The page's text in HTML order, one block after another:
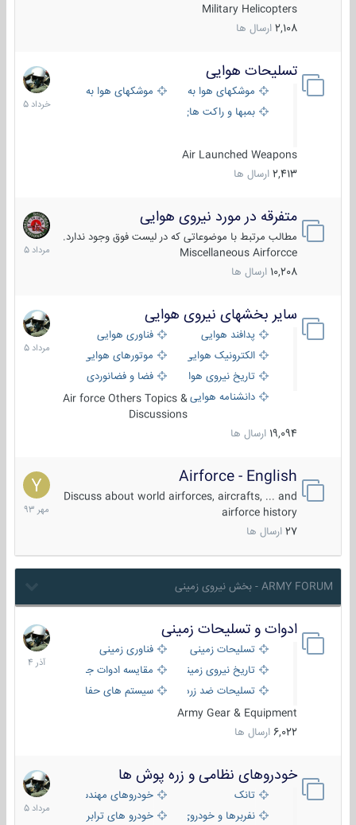
Military Helicopters
2,108 ارسال ها
تسلیحات هوایی
موشکهای هوا به هوا
موشکهای هوا به سطح
بمبها و راکت های هوایی
Air Launched Weapons
2,413 ارسال ها
30
خرداد
1405
متفرقه در مورد نیروی هوایی
مطالب مرتبط با موضوعاتی که در لیست فوق وجود ندارد.
Miscellaneous Airforcce
10,208 ارسال ها
7
مرداد
1405
سایر بخشهای نیروی هوایی
پدافند هوایی
فناوری هوایی
الکترونیک هوایی
موتورهای هوایی
تاریخ نیروی هوایی
فضا و فضانوردی
دانشنامه هواییAir force Others Topics &
Discussions
19,094 ارسال ها
2
مرداد
1405
Airforce - English
Discuss about world airforces, aircrafts, ... and
airforce history
27 ارسال ها
15
مهر
1393
ARMY FORUM - بخش نیروی زمینی
ادوات و تسلیحات زمینی
تسلیحات زمینی
فناوری زمینی
تاریخ نیروی زمینی
مقایسه ادوات جنگی
تسلیحات ضد زره
سیستم های حفاظت فعال
Army Gear & Equipment
6,022 ارسال ها
21
آذر
1404
خودروهای نظامی و زره پوش ها
تانک
خودروهای مهندسی
نفربرها و خودروی های رزمی پیاده نظام
خودرو های ترابری نظامی
2
مرداد
1405